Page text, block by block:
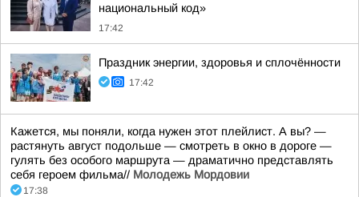
национальный код»
17:42
Праздник энергии, здоровья и сплочённости
17:42
Кажется, мы поняли, когда нужен этот плейлист. А вы? —
растянуть август подольше — смотреть в окно в дороге —
гулять без особого маршрута — драматично представлять
себя героем фильма// Молодежь Мордовии
17:38